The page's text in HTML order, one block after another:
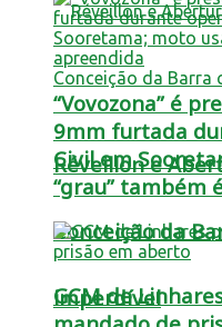
Réveillon e
Conceição da
imperdível
“Vovozona” é
9mm furtada
Civil em
“grau” também
GCM de